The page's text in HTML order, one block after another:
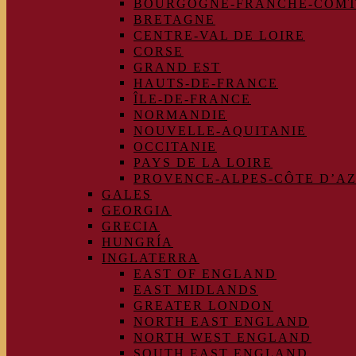
BOURGOGNE-FRANCHE-
BRETAGNE
CENTRE-VAL DE LOIRE
CORSE
GRAND EST
HAUTS-DE-FRANCE
ÎLE-DE-FRANCE
NORMANDIE
NOUVELLE-AQUITANIE
OCCITANIE
PAYS DE LA LOIRE
PROVENCE-ALPES-CÔTE
GALES
GEORGIA
GRECIA
HUNGRÍA
INGLATERRA
EAST OF ENGLAND
EAST MIDLANDS
GREATER LONDON
NORTH EAST ENGLAND
NORTH WEST ENGLAND
SOUTH EAST ENGLAND